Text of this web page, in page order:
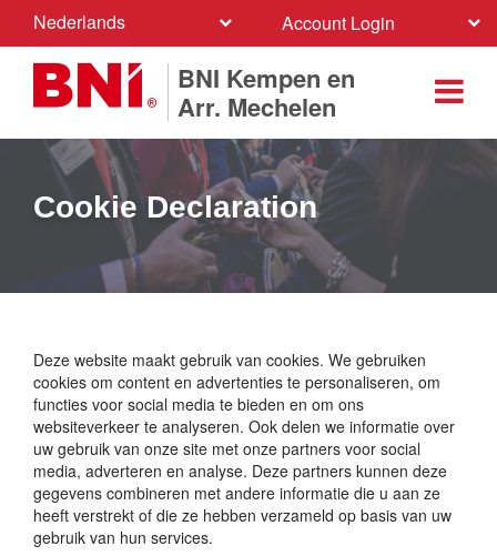
Nederlands Account Login
BNI Kempen en
Arr. Mechelen
Cookie Declaration
Deze website maakt gebruik van cookies. We gebruiken
cookies om content en advertenties te personaliseren, om
functies voor social media te bieden en om ons
websiteverkeer te analyseren. Ook delen we informatie over
uw gebruik van onze site met onze partners voor social
media, adverteren en analyse. Deze partners kunnen deze
gegevens combineren met andere informatie die u aan ze
heeft verstrekt of die ze hebben verzameld op basis van uw
gebruik van hun services.